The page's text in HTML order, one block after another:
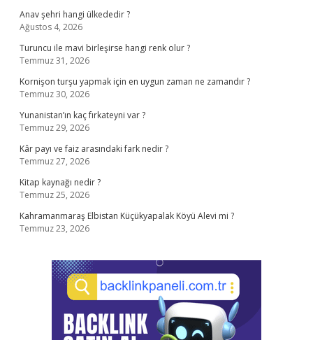
Anav şehri hangi ülkededir ?
Ağustos 4, 2026
Turuncu ile mavi birleşirse hangi renk olur ?
Temmuz 31, 2026
Kornişon turşu yapmak için en uygun zaman ne zamandır ?
Temmuz 30, 2026
Yunanistan’ın kaç fırkateyni var ?
Temmuz 29, 2026
Kâr payı ve faiz arasındaki fark nedir ?
Temmuz 27, 2026
Kitap kaynağı nedir ?
Temmuz 25, 2026
Kahramanmaraş Elbistan Küçükyapalak Köyü Alevi mi ?
Temmuz 23, 2026